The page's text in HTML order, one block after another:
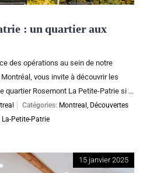
: un quartier aux
des opérations au sein de notre
vous invite à découvrir les
quartier Rosemont La Petite-Patrie si ...
Catégories: Montreal , Découvertes
La-Petite-Patrie
15 janvier 2025